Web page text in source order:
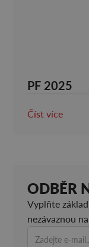
PF 2025
Číst více
ODBĚR
Vyplňte
nezávaznou